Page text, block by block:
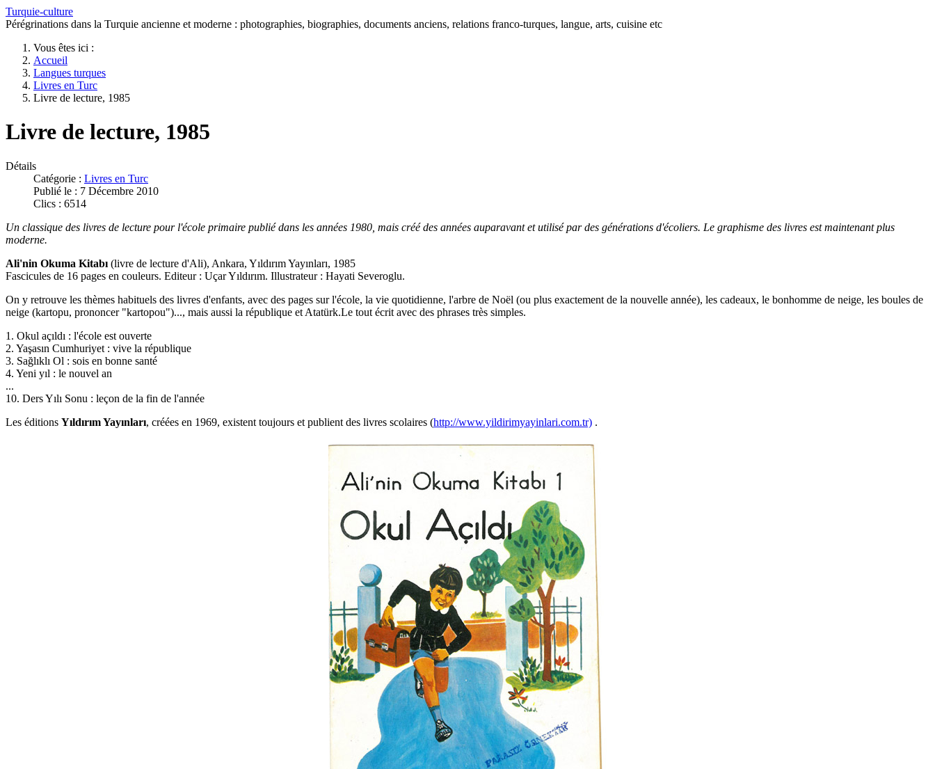
Turquie-culture
Pérégrinations dans la Turquie ancienne et moderne : photographies, biographies, documents anciens, relations franco-turques, langue, arts, cuisine etc
Vous êtes ici :
Accueil
Langues turques
Livres en Turc
Livre de lecture, 1985
Livre de lecture, 1985
Détails
Catégorie : Livres en Turc
Publié le : 7 Décembre 2010
Clics : 6514
Un classique des livres de lecture pour l'école primaire publié dans les années 1980, mais créé des années auparavant et utilisé par des générations d'écoliers. Le graphisme des livres estmaintenantplus
moderne.
Ali'nin Okuma Kitabı (livre de lecture d'Ali), Ankara, Yıldırım Yayınları, 1985
Fascicules de 16 pages en couleurs. Editeur : Uçar Yıldırım. Illustrateur : Hayati Severoglu.
On y retrouve les thèmes habituels des livres d'enfants, avec des pages sur l'école, la vie quotidienne, l'arbre de Noël (ou plus exactement de la nouvelle année), les cadeaux, le bonhomme de neige, les boules de
neige (kartopu, prononcer "kartopou")..., mais aussi la république et Atatürk.Le tout écrit avec des phrases très simples.
1. Okul açıldı : l'école est ouverte
2. Yaşasın Cumhuriyet : vive la république
3. Sağlıklı Ol : sois en bonne santé
4. Yeni yıl : le nouvel an
...
10. Ders Yılı Sonu : leçon de la fin de l'année
Les éditions Yıldırım Yayınları, créées en 1969, existent toujours et publient des livres scolaires (http://www.yildirimyayinlari.com.tr) .